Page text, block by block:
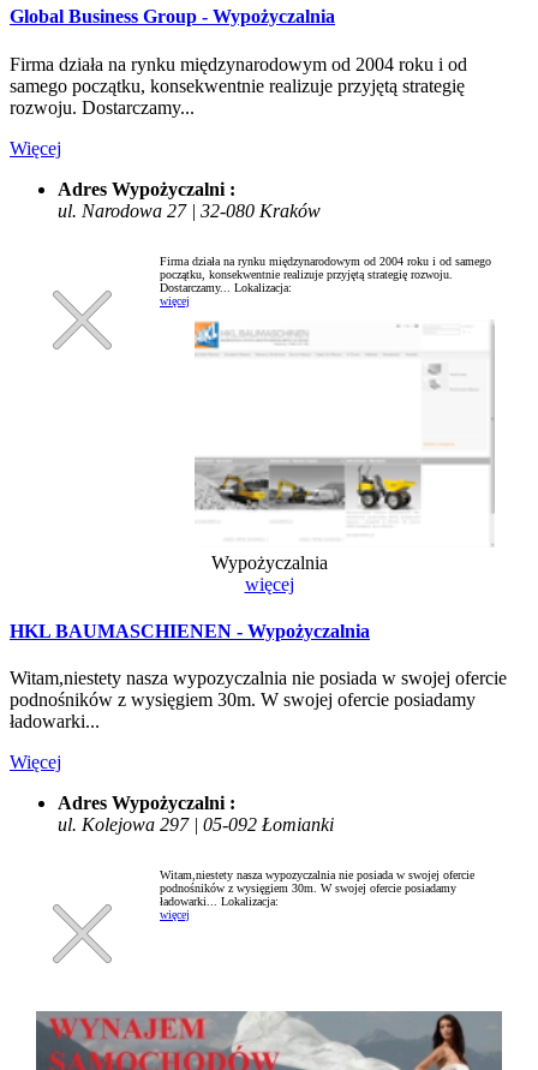
Global Business Group - Wypożyczalnia
Firma działa na rynku międzynarodowym od 2004 roku i od
samego początku, konsekwentnie realizuje przyjętą strategię
rozwoju. Dostarczamy...
Więcej
Adres Wypożyczalni :
ul. Narodowa 27 | 32-080 Kraków
Firma działa na rynku międzynarodowym od 2004 roku i od samego
początku, konsekwentnie realizuje przyjętą strategię rozwoju.
Dostarczamy... Lokalizacja:
więcej
Wypożyczalnia
więcej
HKL BAUMASCHIENEN - Wypożyczalnia
Witam,niestety nasza wypozyczalnia nie posiada w swojej ofercie
podnośników z wysięgiem 30m. W swojej ofercie posiadamy
ładowarki...
Więcej
Adres Wypożyczalni :
ul. Kolejowa 297 | 05-092 Łomianki
Witam,niestety nasza wypozyczalnia nie posiada w swojej ofercie
podnośników z wysięgiem 30m. W swojej ofercie posiadamy
ładowarki... Lokalizacja:
więcej